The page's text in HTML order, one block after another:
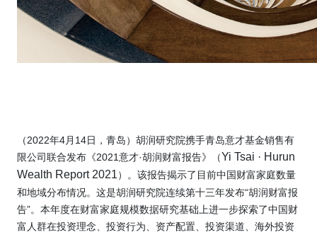
（2022年4月 14日，青岛）胡润研究院携手青岛意才基金销售有
限公司联合发布 《2021意才·胡润财富报告》 （Yi Tsai · Hurun
Wealth Report 2021）。该报告揭示了目前中国财富家庭数量
和地域分布情况。这是胡润研究院连续第十三年发布“胡润财富报
告”。本年度在财富家庭规模数据研究基础上进一步探索了中国财
富人群在投资理念、投资行为、资产配置、投资渠道、海外投资